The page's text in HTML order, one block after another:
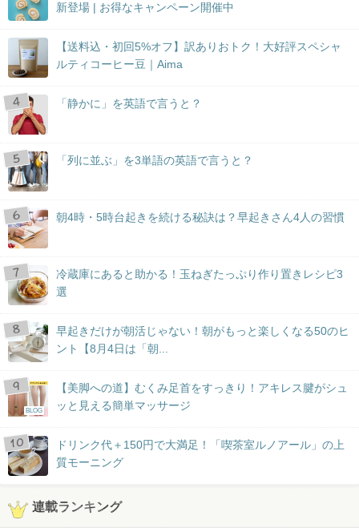
新登場 | お得なキャンペーン開催中
【送料込・初回5%オフ】訳ありおトク！大好評スペシャ
ルティコーヒー豆｜Aima
「静かに」を英語で言うと？
「列に並ぶ」を3単語の英語で言うと？
朝4時・5時台起きを続ける秘訣は？早起きさん4人の習慣
冷蔵庫にあると助かる！玉ねぎたっぷり作り置きレシピ3
選
早起きだけが朝活じゃない！朝がもっと楽しくなる50のヒ
ント【8月4日は「朝...
BLOG
【美脚への道】むくみ足首をすっきり！アキレス腱がシュ
ッと見える簡単マッサージ
ドリンク代＋150円で大満足！「喫茶室ルノアール」の上
質モーニング
連載ランキング